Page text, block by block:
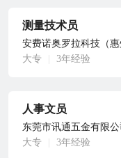
测量技术员
安费诺奥罗拉科技（
大专
3年经验
人事文员
东莞市讯通五金有限
大专
3年经验